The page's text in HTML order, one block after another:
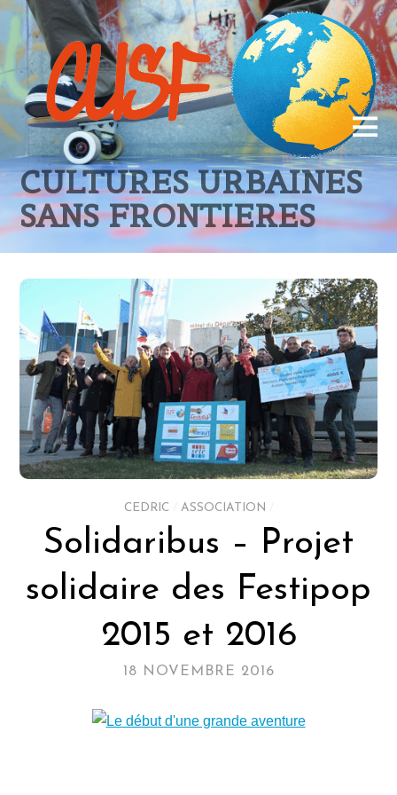
CULTURES URBAINES
SANS FRONTIERES
CEDRIC ASSOCIATION
Solidaribus – Projet
solidaire des Festipop
2015 et 2016
18 NOVEMBRE 2016